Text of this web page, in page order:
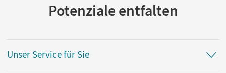
Potenziale entfalten
Unser Service für Sie